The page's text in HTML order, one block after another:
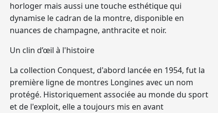
horloger mais aussi une touche esthétique qui
dynamise le cadran de la montre, disponible en
nuances de champagne, anthracite et noir.
Un clin d’œil à l'histoire
La collection Conquest, d'abord lancée en 1954, fut la
première ligne de montres Longines avec un nom
protégé. Historiquement associée au monde du sport
et de l'exploit, elle a toujours mis en avant